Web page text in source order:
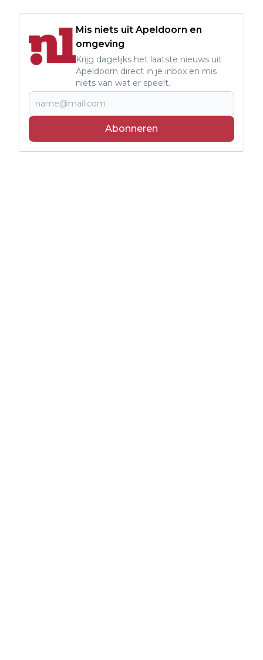
Mis niets uit Apeldoorn en
omgeving
Krijg dagelijks het laatste nieuws uit
Apeldoorn direct in je inbox en mis
niets van wat er speelt.
Abonneren